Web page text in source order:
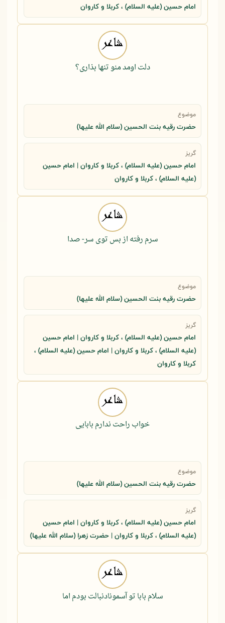
امام حسین (علیه السلام) ، کربلا و کاروان
دلت اومد منو تنها بذاری؟
موضوع
حضرت رقيه بنت الحسين (سلام الله عليها)
گریز
امام حسین (علیه السلام) ، کربلا و کاروان | امام حسین
(علیه السلام) ، کربلا و کاروان
سرم رفته از بس توی سر- صدا
موضوع
حضرت رقيه بنت الحسين (سلام الله عليها)
گریز
امام حسین (علیه السلام) ، کربلا و کاروان | امام حسین
(علیه السلام) ، کربلا و کاروان | امام حسین (علیه السلام) ،
کربلا و کاروان
خواب راحت ندارم بابایی
موضوع
حضرت رقيه بنت الحسين (سلام الله عليها)
گریز
امام حسین (علیه السلام) ، کربلا و کاروان | امام حسین
(علیه السلام) ، کربلا و کاروان | حضرت زهرا (سلام الله علیها)
سلام بابا تو آسمونادنبالت بودم اما